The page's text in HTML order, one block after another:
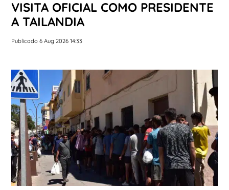
VISITA OFICIAL COMO PRESIDENTE
A TAILANDIA
Publicado 6 Aug 2026 14:33